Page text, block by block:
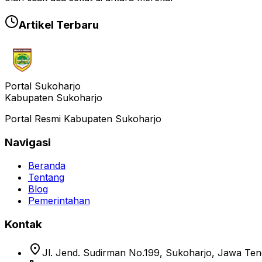
Artikel Terbaru
Portal Sukoharjo
Kabupaten Sukoharjo
Portal Resmi Kabupaten Sukoharjo
Navigasi
Beranda
Tentang
Blog
Pemerintahan
Kontak
location_on Jl. Jend. Sudirman No.199, Sukoharjo, Jawa